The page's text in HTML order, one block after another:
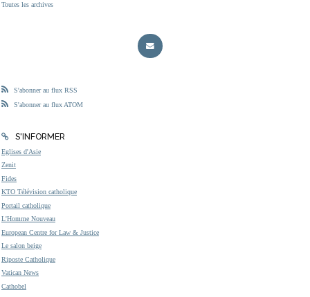
Toutes les archives
S'abonner au flux RSS
S'abonner au flux ATOM
S'INFORMER
Eglises d'Asie
Zenit
Fides
KTO Télévision catholique
Portail catholique
L'Homme Nouveau
European Centre for Law & Justice
Le salon beige
Riposte Catholique
Vatican News
Cathobel